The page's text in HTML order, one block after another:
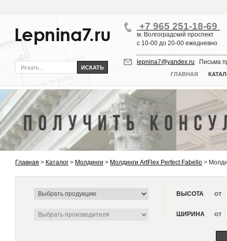
ГЛАВНАЯ
+7 965 251-18-69
м. Волгоградский проспект
с 10-00 до 20-00 ежедневно
lepnina7@yandex.ru Письма
Главная > Каталог > Молдинги > Молдинги ArtFlex Perfect Fabello >
ВЫСОТА от
ШИРИНА от